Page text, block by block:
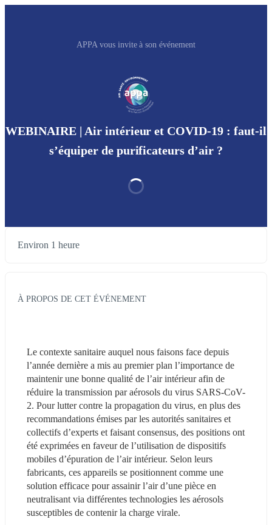
APPA vous invite à son événement
WEBINAIRE | Air intérieur et COVID-19 : faut-il
s’équiper de purificateurs d’air ?
Environ 1 heure
À PROPOS DE CET ÉVÉNEMENT
Le contexte sanitaire auquel nous faisons face depuis
l’année dernière a mis au premier plan l’importance de
maintenir une bonne qualité de l’air intérieur afin de
réduire la transmission par aérosols du virus SARS-CoV-
2. Pour lutter contre la propagation du virus, en plus des
recommandations émises par les autorités sanitaires et
collectifs d’experts et faisant consensus, des positions ont
été exprimées en faveur de l’utilisation de dispositifs
mobiles d’épuration de l’air intérieur. Selon leurs
fabricants, ces appareils se positionnent comme une
solution efficace pour assainir l’air d’une pièce en
neutralisant via différentes technologies les aérosols
susceptibles de contenir la charge virale.